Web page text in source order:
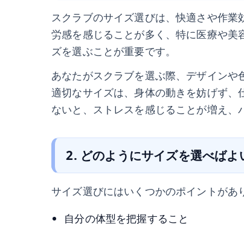
スクラブのサイズ選びは、快適さや作
労感を感じることが多く、特に医療や美
ズを選ぶことが重要です。
あなたがスクラブを選ぶ際、デザインや
適切なサイズは、身体の動きを妨げず
ないと、ストレスを感じることが増え、
2. どのようにサイズを選べばよ
サイズ選びにはいくつかのポイントがあ
自分の体型を把握すること